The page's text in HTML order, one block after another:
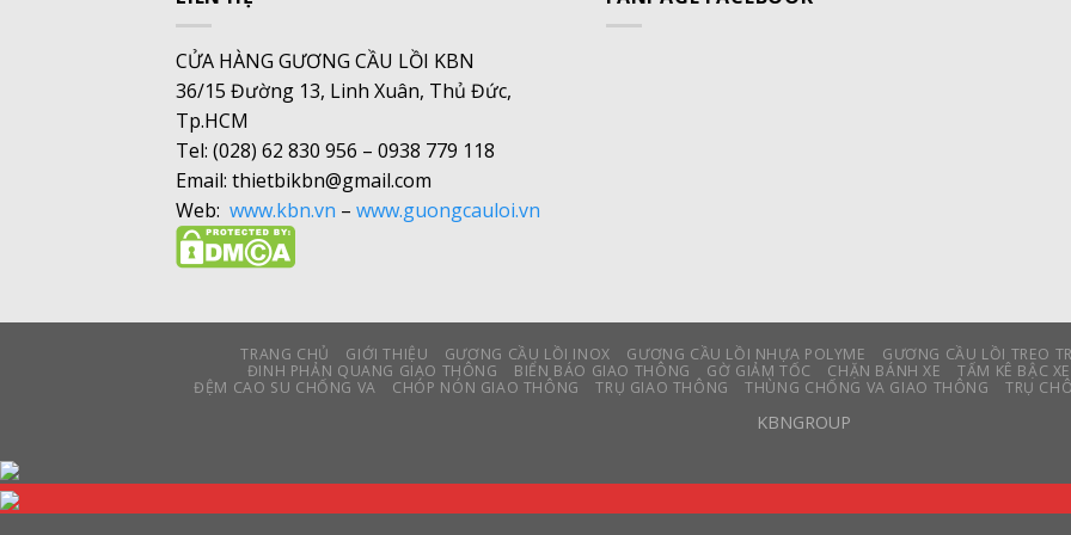
CỬA HÀNG GƯƠNG CẦU LỒI KBN
36/15 Đường 13, Linh Xuân, Thủ Đức,
Tp.HCM
Tel: (028) 62 830 956 – 0938 779 118
Email: thietbikbn@gmail.com
Web: www.kbn.vn – www.guongcauloi.vn
TRANG CHỦ GIỚI THIỆU GƯƠNG CẦU LỒI INOX GƯƠNG CẦU LỒI NHỰA POLYME
GƯƠNG CẦU LỒI TREO
ĐINH PHẢN QUANG GIAO THÔNG
BIỂN BÁO GIAO THÔNG GỜ GIẢM TỐC CHẶN BÁNH XE
TẤM KÊ BẬC
ĐỆM CAO SU CHỐNG VA
CHÓP NÓN GIAO THÔNG TRỤ GIAO THÔNG THÙNG CHỐNG VA GIAO THÔNG TRỤ
KBNGROUP